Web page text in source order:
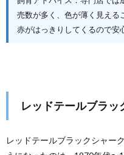
売数が多く、色が薄く見える
赤がはっきりしてくるので安
レッドテールブラッ
レッドテールブラックシャー